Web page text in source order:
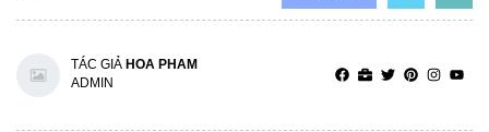
TÁC GIẢ HOA PHAM
ADMIN